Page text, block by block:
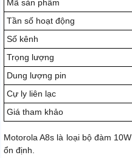
Mã sản phẩm
Tần số hoạt động
Số kênh
Trọng lượng
Dung lượng pin
Cự ly liên lạc
Giá tham khảo
Motorola A8s là loại bộ đàm
ổn định.